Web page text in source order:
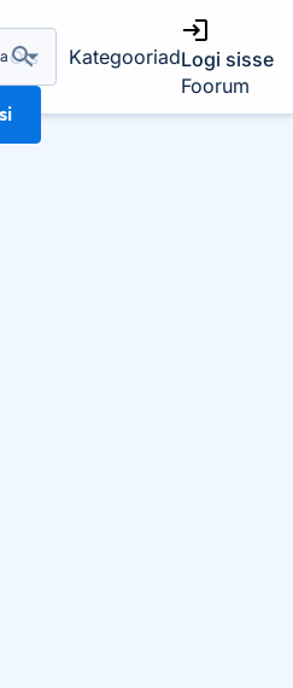
KategooriadLogi sisse
Foorum